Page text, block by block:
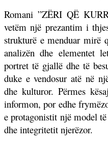
Romani ”ZËRI QË
vetëm një prezantim i
strukturë e menduar mirë
analizën dhe elementet
portret të gjallë dhe të
duke e vendosur atë në
dhe kulturor. Përmes
informon, por edhe
e protagonistit një model
dhe integritetit njerëzor.